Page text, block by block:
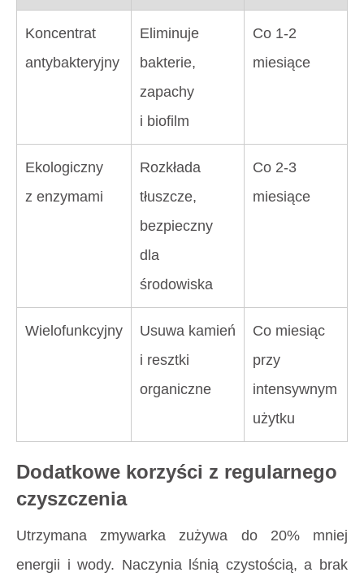
Koncentrat
antybakteryjny
Eliminuje
bakterie,
zapachy
i biofilm
Co 1-2
miesiące
Ekologiczny
z enzymami
Rozkłada
tłuszcze,
bezpieczny
dla
środowiska
Co 2-3
miesiące
Wielofunkcyjny
Usuwa kamień
i resztki
organiczne
Co miesiąc
przy
intensywnym
użytku
Dodatkowe korzyści z regularnego
czyszczenia
Utrzymana zmywarka zużywa do 20% mniej
energii i wody. Naczynia lśnią czystością, a brak